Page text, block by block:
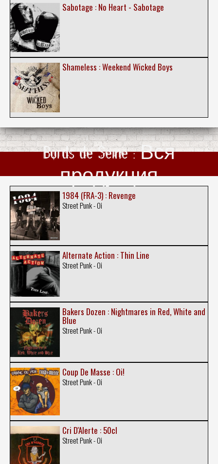
Sabotage : No Heart - Sabotage
Shameless : Weekend Wicked Boys
Bords de Seine : Вся
продукция
1984 (FRA-3) : Revenge
Street Punk - Oi
Alternate Action : Thin Line
Street Punk - Oi
Bakers Dozen : Nightmares in Red, White and
Blue
Street Punk - Oi
Coup De Masse : Oi!
Street Punk - Oi
Cri D'Alerte : 50cl
Street Punk - Oi